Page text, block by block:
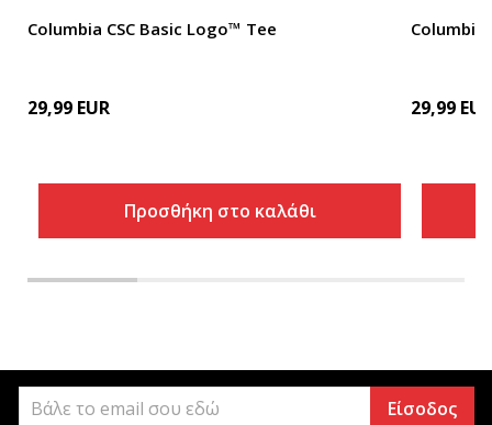
Columbia CSC Basic Logo™ Tee
29,99 EUR
Προσθήκη στο καλάθι
Columbia
29,99 EUR
Είσοδος